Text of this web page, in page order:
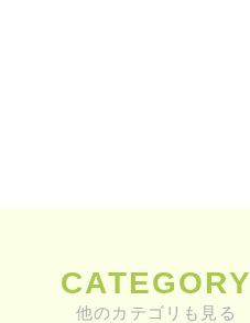
CATEGORY
他のカテゴリも見る